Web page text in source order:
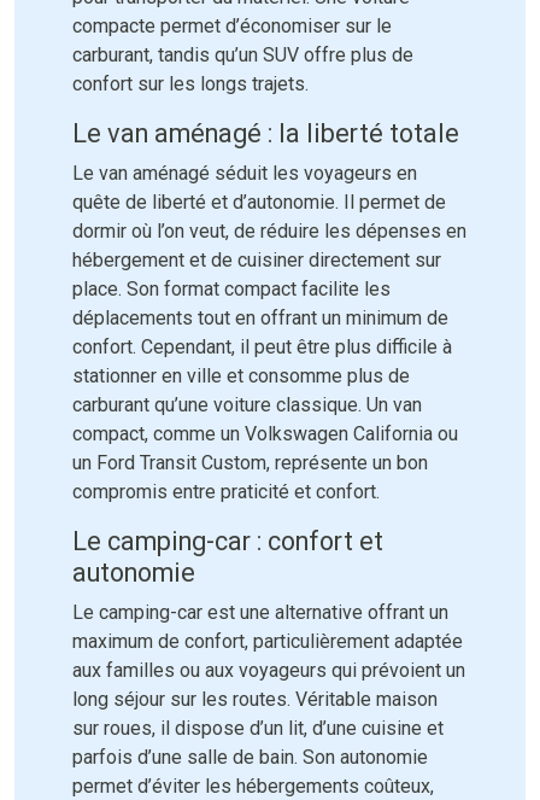
compacte permet d’économiser sur le
carburant, tandis qu’un SUV offre plus de
confort sur les longs trajets.
Le van aménagé : la liberté totale
Le van aménagé séduit les voyageurs en
quête de liberté et d’autonomie. Il permet de
dormir où l’on veut, de réduire les dépenses en
hébergement et de cuisiner directement sur
place. Son format compact facilite les
déplacements tout en offrant un minimum de
confort. Cependant, il peut être plus difficile à
stationner en ville et consomme plus de
carburant qu’une voiture classique. Un van
compact, comme un Volkswagen California ou
un Ford Transit Custom, représente un bon
compromis entre praticité et confort.
Le camping-car : confort et
autonomie
Le camping-car est une alternative offrant un
maximum de confort, particulièrement adaptée
aux familles ou aux voyageurs qui prévoient un
long séjour sur les routes. Véritable maison
sur roues, il dispose d’un lit, d’une cuisine et
parfois d’une salle de bain. Son autonomie
permet d’éviter les hébergements coûteux,